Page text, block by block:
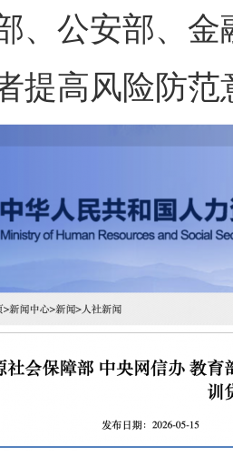
、公安部、
提高风险防